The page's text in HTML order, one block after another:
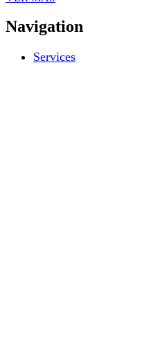
Navigation
Services